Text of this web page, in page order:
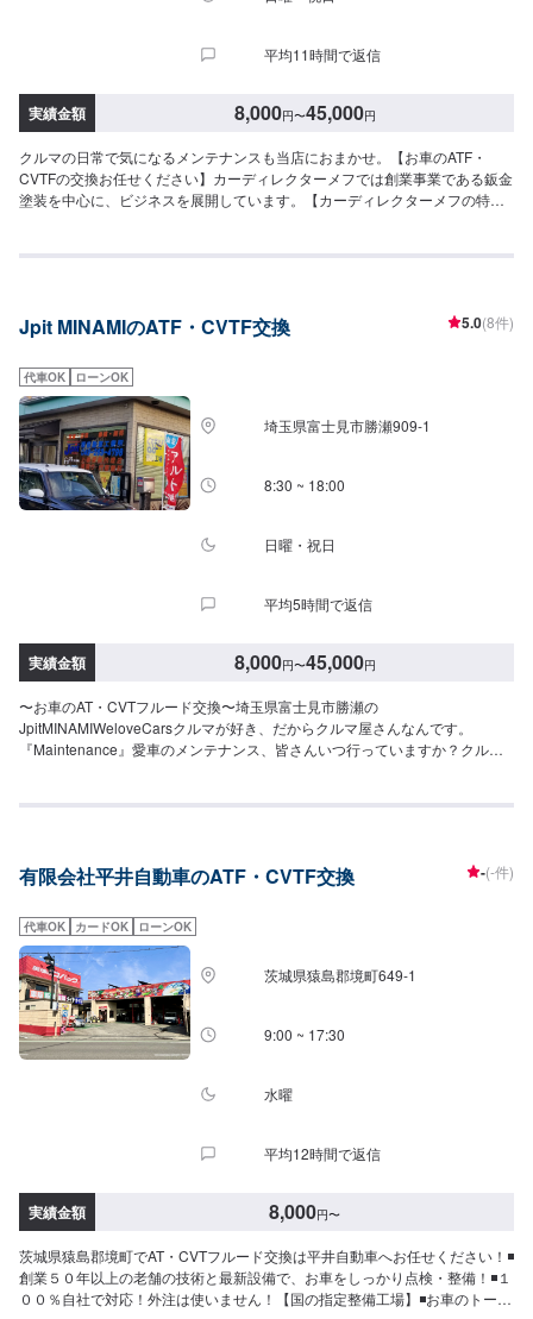
平均11時間で返信
実績金額 8,000円〜45,000円
クルマの日常で気になるメンテナンスも当店におまかせ。【お車のATF・
CVTFの交換お任せください】カーディレクターメフでは創業事業である鈑金
塗装を中心に、ビジネスを展開しています。【カーディレクターメフの特
ツについて】パーツの持ち込み・ご購入も可能です。ご希望のお客様は車種
となります【営業時間・定休日】営業時間:9:00〜20:00定休日
Jpit MINAMIのATF・CVTF交換 5.0(8件)
代車OK ローンOK
埼玉県富士見市勝瀬909‐1
8:30 ~ 18:00
日曜・祝日
平均5時間で返信
実績金額 8,000円〜45,000円
〜お車のAT・CVTフルード交換〜埼玉県富士見市勝瀬の
JpitMINAMIWeloveCarsクルマが好き、だからクルマ屋さんなんです。
『Maintenance』愛車のメンテナンス、皆さんいつ行っていますか？クルマ
に！【1】オファーにてお問い合わせ【2】お見積り【3】お見積りにご納得
イピットミナミでは、ネットでご購入いただいた部品・オイルなど持ち込む
い。『代車について』代車をご用意しています。お車の作業中は代車をご利
用ください。※代車の燃料代はお客様にご負担いただいております。『営業時
間・定休日』営業時間：8:30〜18:00定休日：日・祝・第一月曜
有限会社平井自動車のATF・CVTF交換 -(-件)
代車OK カードOK ローンOK
茨城県猿島郡境町649-1
9:00 ~ 17:30
水曜
平均12時間で返信
実績金額 8,000円〜
茨城県猿島郡境町でAT・CVTフルード交換は平井自動車へお任せください！◾
創業５０年以上の老舗の技術と最新設備で、お車をしっかり点検・整備！◾１
００％自社で対応！外注は使いません！【国の指定整備工場】◾お車のトータ